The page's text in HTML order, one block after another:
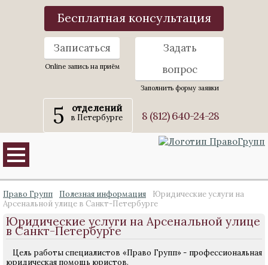
Бесплатная консультация
Записаться
Online запись на приём
Задать
вопрос
Заполнить форму заявки
5 отделений
в Петербурге 8 (812) 640-24-28
Право Групп Полезная информация
Юридические услуги на
Арсенальной улице в Санкт-Петербурге
Юридические услуги на Арсенальной улице
в Санкт-Петербурге
Цель работы специалистов «Право Групп» - профессиональная
юридическая помощь юристов.